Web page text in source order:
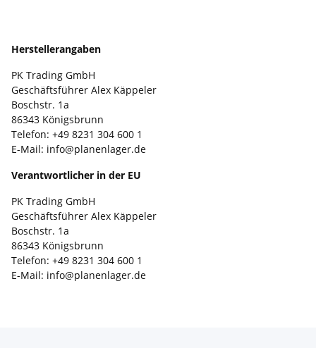
Herstellerangaben
PK Trading GmbH
Geschäftsführer Alex Käppeler
Boschstr. 1a
86343 Königsbrunn
Telefon: +49 8231 304 600 1
E-Mail: info@planenlager.de
Verantwortlicher in der EU
PK Trading GmbH
Geschäftsführer Alex Käppeler
Boschstr. 1a
86343 Königsbrunn
Telefon: +49 8231 304 600 1
E-Mail: info@planenlager.de